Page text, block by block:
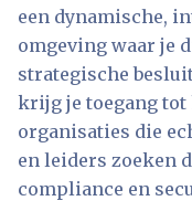
een dynamische,
omgeving waar je
strategische
krijg je toegang
organisaties die
en leiders zoeken
compliance en